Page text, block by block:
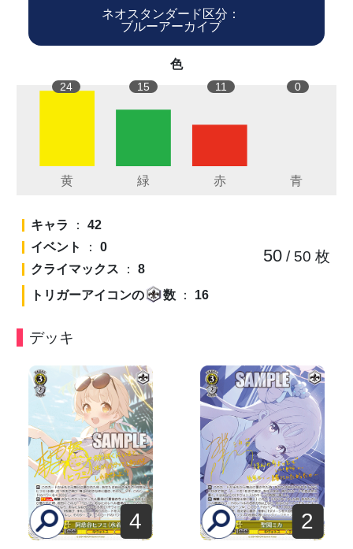
ネオスタンダード区分：
ブルーアーカイブ
色
24 15 11 0
キャラ ： 42
イベント
： 0
クライマックス ： 8
トリガーアイコンの
数 ： 16
50/ 50 枚
デッキ
4 2